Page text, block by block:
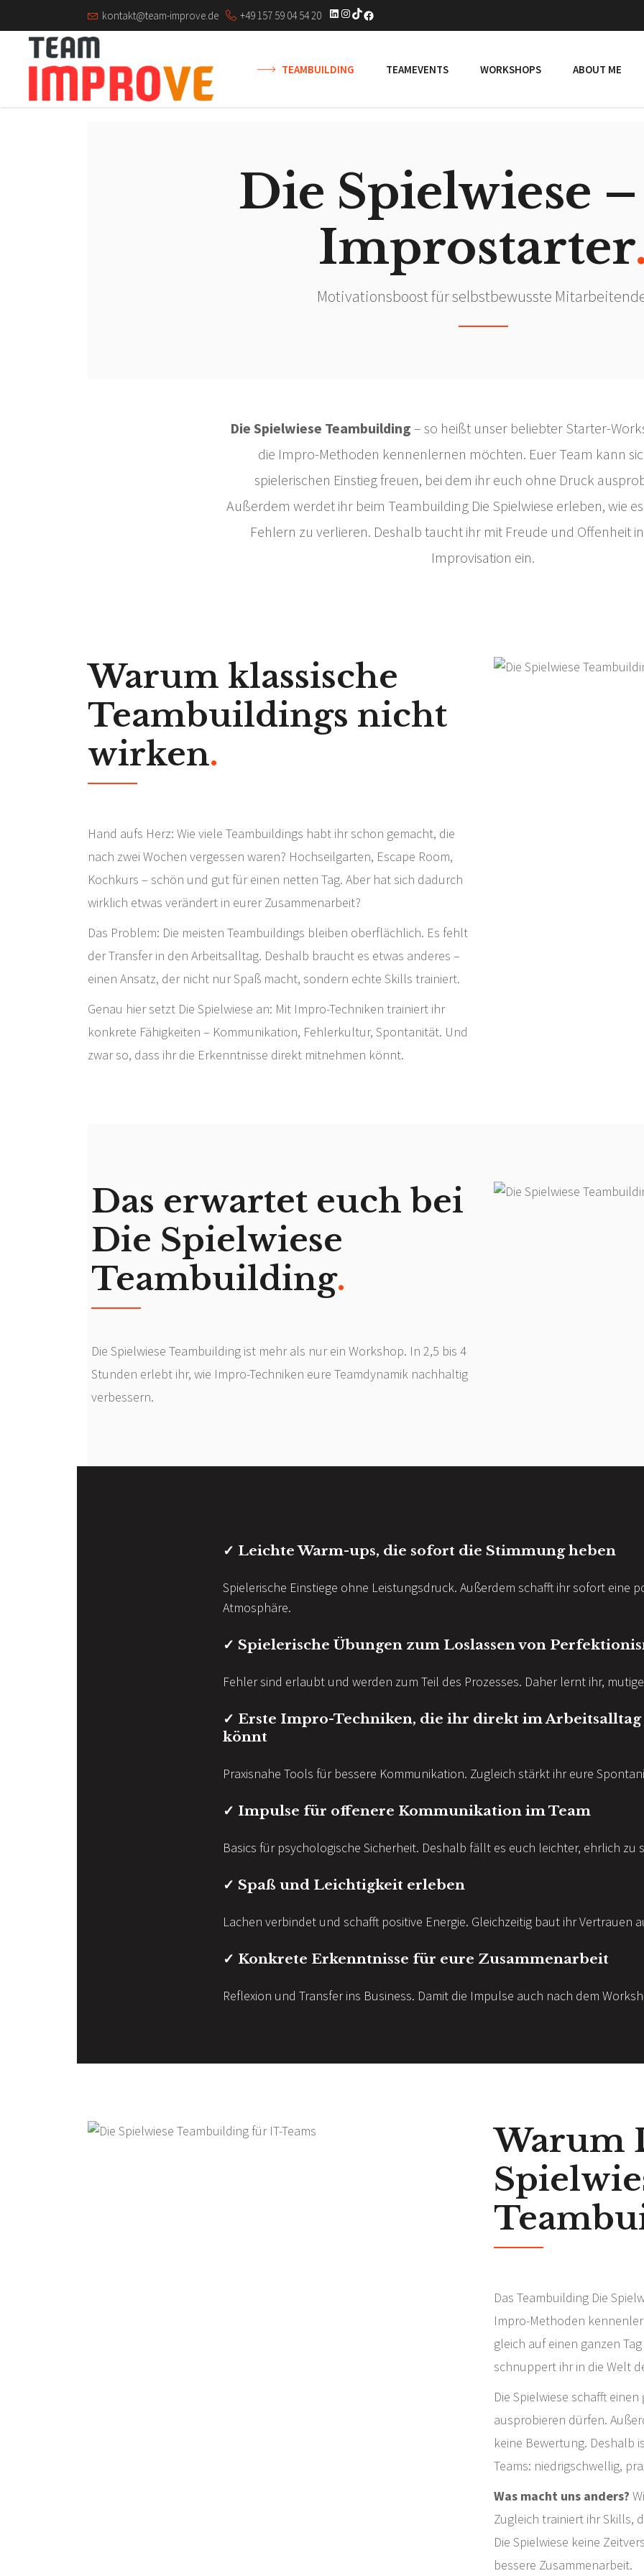
kontakt@team-improve.de +49 157 59 04 54 20 LinkedIn
Instagram
TikTokFacebook
TEAMBUILDING TEAMEVENTS WORKSHOPS ABOUT ME
Die Spielwiese
Improstarter
Motivationsboost für selbstbewusste
Die Spielwiese Teambuilding – so heißt unser beliebter Starter-
die Impro-Methoden kennenlernen möchten. Euer Team kann
spielerischen Einstieg freuen, bei dem ihr euch ohne Druck
Außerdem werdet ihr beim Teambuilding Die Spielwiese erleben, wie
Fehlern zu verlieren. Deshalb taucht ihr mit Freude und Offenheit
Improvisation ein.
Warum klassische
Teambuildings nicht
wirken.
Hand aufs Herz: Wie viele Teambuildings habt ihr schon gemacht, die
nach zwei Wochen vergessen waren? Hochseilgarten, Escape Room,
Kochkurs – schön und gut für einen netten Tag. Aber hat sich dadurch
wirklich etwas verändert in eurer Zusammenarbeit?
Das Problem: Die meisten Teambuildings bleiben oberflächlich. Es fehlt
der Transfer in den Arbeitsalltag. Deshalb braucht es etwas anderes –
einen Ansatz, der nicht nur Spaß macht, sondern echte Skills trainiert.
Genau hier setzt Die Spielwiese an: Mit Impro-Techniken trainiert ihr
konkrete Fähigkeiten – Kommunikation, Fehlerkultur, Spontanität. Und
zwar so, dass ihr die Erkenntnisse direkt mitnehmen könnt.
Das erwartet euch bei
Die Spielwiese
Teambuilding.
Die Spielwiese Teambuilding ist mehr als nur ein Workshop. In 2,5 bis 4
Stunden erlebt ihr, wie Impro-Techniken eure Teamdynamik nachhaltig
verbessern.
✓ Leichte Warm-ups, die sofort die Stimmung heben
Spielerische Einstiege ohne Leistungsdruck. Außerdem schafft ihr sofort eine
Atmosphäre.
✓ Spielerische Übungen zum Loslassen von
Fehler sind erlaubt und werden zum Teil des Prozesses. Daher lernt ihr,
✓ Erste Impro-Techniken, die ihr direkt im
könnt
Praxisnahe Tools für bessere Kommunikation. Zugleich stärkt ihr eure
✓ Impulse für offenere Kommunikation im Team
Basics für psychologische Sicherheit. Deshalb fällt es euch leichter, ehrlich zu
✓ Spaß und Leichtigkeit erleben
Lachen verbindet und schafft positive Energie. Gleichzeitig baut ihr Vertrauen
✓ Konkrete Erkenntnisse für eure Zusammenarbeit
Reflexion und Transfer ins Business. Damit die Impulse auch nach dem
Warum
Das Teambuilding Die
Impro-Methoden
gleich auf einen ganzen
schnuppert ihr in die Welt
Die Spielwiese schafft
ausprobieren dürfen.
keine Bewertung. Deshalb
Teams: niedrigschwellig,
Was macht uns anders?
Zugleich trainiert ihr Skills,
Die Spielwiese keine
bessere Zusammenarbeit.